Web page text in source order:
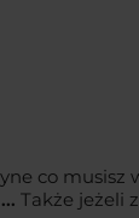
co musisz
Także jeżeli